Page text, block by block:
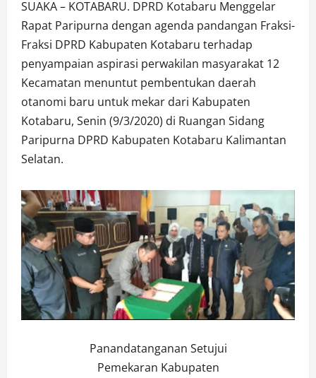
SUAKA – KOTABARU. DPRD Kotabaru Menggelar
Rapat Paripurna dengan agenda pandangan Fraksi-
Fraksi DPRD Kabupaten Kotabaru terhadap
penyampaian aspirasi perwakilan masyarakat 12
Kecamatan menuntut pembentukan daerah
otanomi baru untuk mekar dari Kabupaten
Kotabaru, Senin (9/3/2020) di Ruangan Sidang
Paripurna DPRD Kabupaten Kotabaru Kalimantan
Selatan.
Panandatanganan Setujui
Pemekaran Kabupaten